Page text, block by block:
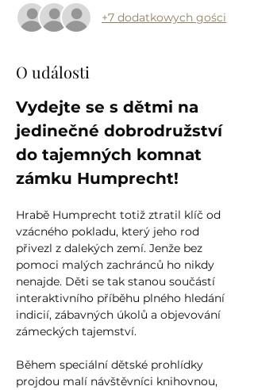
+7 dodatkowych gości
O události
Vydejte se s dětmi na
jedinečné dobrodružství
do tajemných komnat
zámku Humprecht!
Hrabě Humprecht totiž ztratil klíč od
vzácného pokladu, který jeho rod
přivezl z dalekých zemí. Jenže bez
pomoci malých zachránců ho nikdy
nenajde. Děti se tak stanou součástí
interaktivního příběhu plného hledání
indicií, zábavných úkolů a objevování
zámeckých tajemství.
Během speciální dětské prohlídky
projdou malí návštěvníci knihovnou,